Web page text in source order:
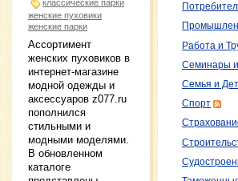
классические парки
женские пуховики
женские парки
Ассортимент
женских пуховиков в
интернет-магазине
модной одежды и
аксессуаров z077.ru
пополнился
стильными и
модными моделями.
В обновленном
каталоге
Работа и
Семинары
Семья и
Спорт